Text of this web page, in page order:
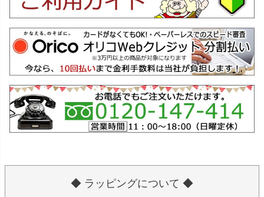
◆ ラッピングについて ◆